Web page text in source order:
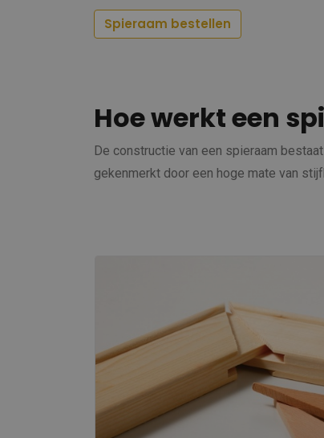
Spieraam bestellen
Hoe werkt een
De constructie van een spieraam
gekenmerkt door een hoge mate van